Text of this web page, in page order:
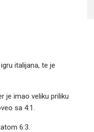
italijana, te je
je imao veliku priliku
sa 4:1.
6:3.